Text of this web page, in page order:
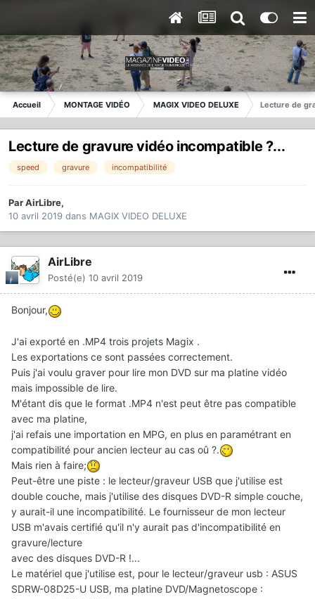
Accueil MONTAGE VIDÉO MAGIX VIDEO DELUXE Lecture de
Lecture de gravure vidéo incompatible ?...
speed gravure incompatibilité
ParAirLibre,
10 avril 2019 dans MAGIX VIDEO DELUXE
AirLibre
Posté(e) 10 avril 2019
Bonjour,
J'ai exporté en .MP4 trois projets Magix .
Les exportations ce sont passées correctement.
Puis j'ai voulu graver pour lire mon DVD sur ma platine vidéo
mais impossible de lire.
M'étant dis que le format .MP4 n'est peut être pas compatible
avec ma platine,
j'ai refais une importation en MPG, en plus en paramétrant en
compatibilité pour ancien lecteur au cas oû ?.
Mais rien à faire;
Peut-être une piste : le lecteur/graveur USB que j'utilise est
double couche, mais j'utilise des disques DVD-R simple couche,
y aurait-il une incompatibilité. Le fournisseur de mon lecteur
USB m'avais certifié qu'il n'y aurait pas d'incompatibilité en
gravure/lecture
avec des disques DVD-R !...
Le matériel que j'utilise est, pour le lecteur/graveur usb : ASUS
SDRW-08D25-U USB, ma platine DVD/Magnetoscope :